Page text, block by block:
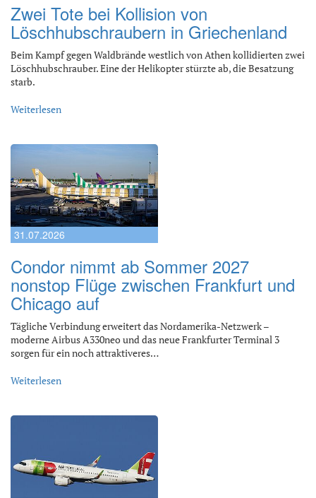
Zwei Tote bei Kollision von
Löschhubschraubern in Griechenland
Beim Kampf gegen Waldbrände westlich von Athen kollidierten zwei
Löschhubschrauber. Eine der Helikopter stürzte ab, die Besatzung
starb.
Weiterlesen
31.07.2026
Condor nimmt ab Sommer 2027
nonstop Flüge zwischen Frankfurt und
Chicago auf
Tägliche Verbindung erweitert das Nordamerika-Netzwerk –
moderne Airbus A330neo und das neue Frankfurter Terminal 3
sorgen für ein noch attraktiveres…
Weiterlesen